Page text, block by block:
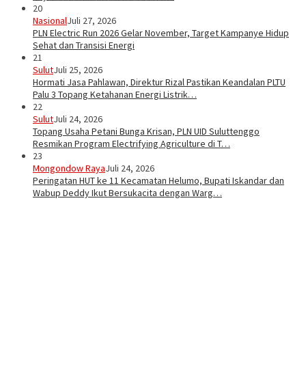
20
NasionalJuli 27, 2026
PLN Electric Run 2026 Gelar November, Target Kampanye Hidup
Sehat dan Transisi Energi
21
SulutJuli 25, 2026
Hormati Jasa Pahlawan, Direktur Rizal Pastikan Keandalan PLTU
Palu 3 Topang Ketahanan Energi Listrik…
22
SulutJuli 24, 2026
Topang Usaha Petani Bunga Krisan, PLN UID Suluttenggo
Resmikan Program Electrifying Agriculture di T…
23
Mongondow RayaJuli 24, 2026
Peringatan HUT ke 11 Kecamatan Helumo, Bupati Iskandar dan
Wabup Deddy Ikut Bersukacita dengan Warg…